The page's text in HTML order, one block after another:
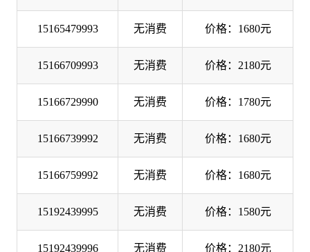
15165479993 无消费 价格：1680元
15166709993 无消费 价格：2180元
15166729990 无消费 价格：1780元
15166739992 无消费 价格：1680元
15166759992 无消费 价格：1680元
15192439995 无消费 价格：1580元
15192439996 无消费 价格：2180元